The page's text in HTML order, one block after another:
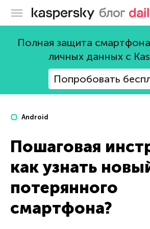
Блог
Полная защита
личных данных с
Попробовать
Android
Пошаговая
как узнать
потерянного
смартфона?